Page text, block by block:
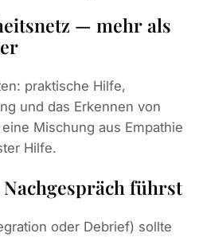
— mehr als
praktische Hilfe,
und das Erkennen von
Mischung aus Empathie
Hilfe.
führst
oder Debrief) sollte